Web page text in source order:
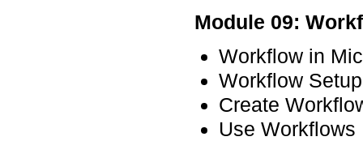
Module 09:
Workflow in
Workflow Setup
Create
Use Workflows